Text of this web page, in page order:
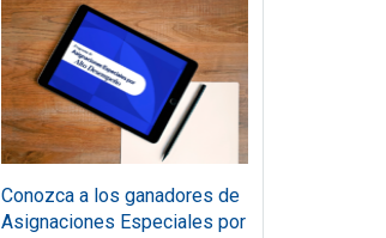
Conozca a los ganadores de
Asignaciones Especiales por